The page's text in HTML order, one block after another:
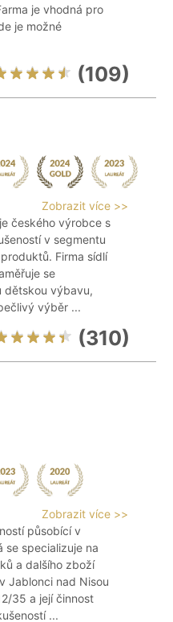
je vhodná pro
je možné
(109)
Zobrazit více >>
českého výrobce s
v segmentu
Firma sídlí
se
dětskou výbavu,
výběr ...
(310)
Zobrazit více >>
působící v
specializuje na
a dalšího zboží
Jablonci nad Nisou
35 a její činnost
...